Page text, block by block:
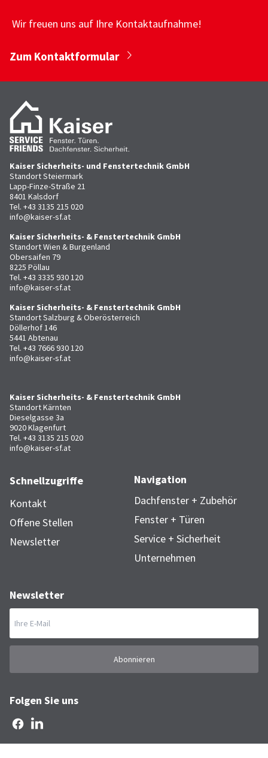
Wir freuen uns auf Ihre Kontaktaufnahme!
Zum Kontaktformular
Kaiser Sicherheits- und Fenstertechnik GmbH
Standort Steiermark
Lapp-Finze-Straße 21
8401 Kalsdorf
Tel. +43 3135 215 020
info@kaiser-sf.at
Kaiser Sicherheits- & Fenstertechnik GmbH
Standort Wien & Burgenland
Obersaifen 79
8225 Pöllau
Tel. +43 3335 930 120
info@kaiser-sf.at
Kaiser Sicherheits- & Fenstertechnik GmbH
Standort Salzburg & Oberösterreich
Döllerhof 146
5441 Abtenau
Tel. +43 7666 930 120
info@kaiser-sf.at
Kaiser Sicherheits- & Fenstertechnik GmbH
Standort Kärnten
Dieselgasse 3a
9020 Klagenfurt
Tel. +43 3135 215 020
info@kaiser-sf.at
Schnellzugriffe
Kontakt
Offene Stellen
Newsletter
Navigation
Dachfenster + Zubehör
Fenster + Türen
Service + Sicherheit
Unternehmen
Newsletter
Abonnieren
Folgen Sie uns